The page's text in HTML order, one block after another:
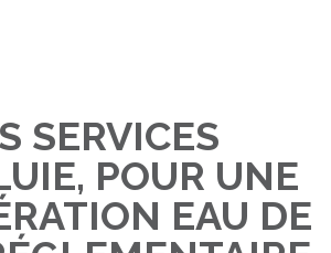
POUR UNE
EAU DE